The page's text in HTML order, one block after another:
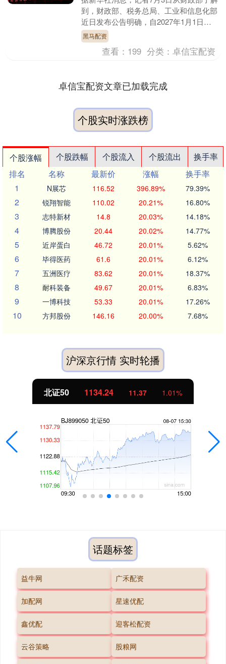
到，财政部、税务总局、工业和信息化部
近日发布公告明确，自2027年1月1日
起，取消对节能汽车减半征收车船税政
策，取消对纯电....
黑马配资
查看： 199 分类：卓信宝配资
卓信宝配资文章已加载完成
个股实时涨跌榜
个股涨幅 个股跌幅 个股流入 个股流出
换手率
排名
名称 最新价 涨幅
换手率
1
N展芯 116.52 396.89% 79.39%
2 锐翔智能 110.02 20.21% 16.80%
3 志特新材 14.8 20.03% 14.18%
4 博腾股份 20.44 20.02% 14.77%
5 近岸蛋白 46.72 20.01% 5.62%
6 毕得医药 61.6 20.01% 6.12%
7 五洲医疗 83.62 20.01% 18.37%
8 耐科装备 49.67 20.01% 6.83%
9 一博科技 53.33 20.01% 17.26%
10 方邦股份 146.16 20.00% 7.68%
沪深京行情 实时轮播
北证50 1134.24 11.37 1.01%
话题标签
益牛网 广禾配资
加配网 星速优配
鑫优配 迎客松配资
云谷策略 股粮网